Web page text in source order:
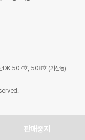
판매중지
DK 507호, 508호 (가산동)